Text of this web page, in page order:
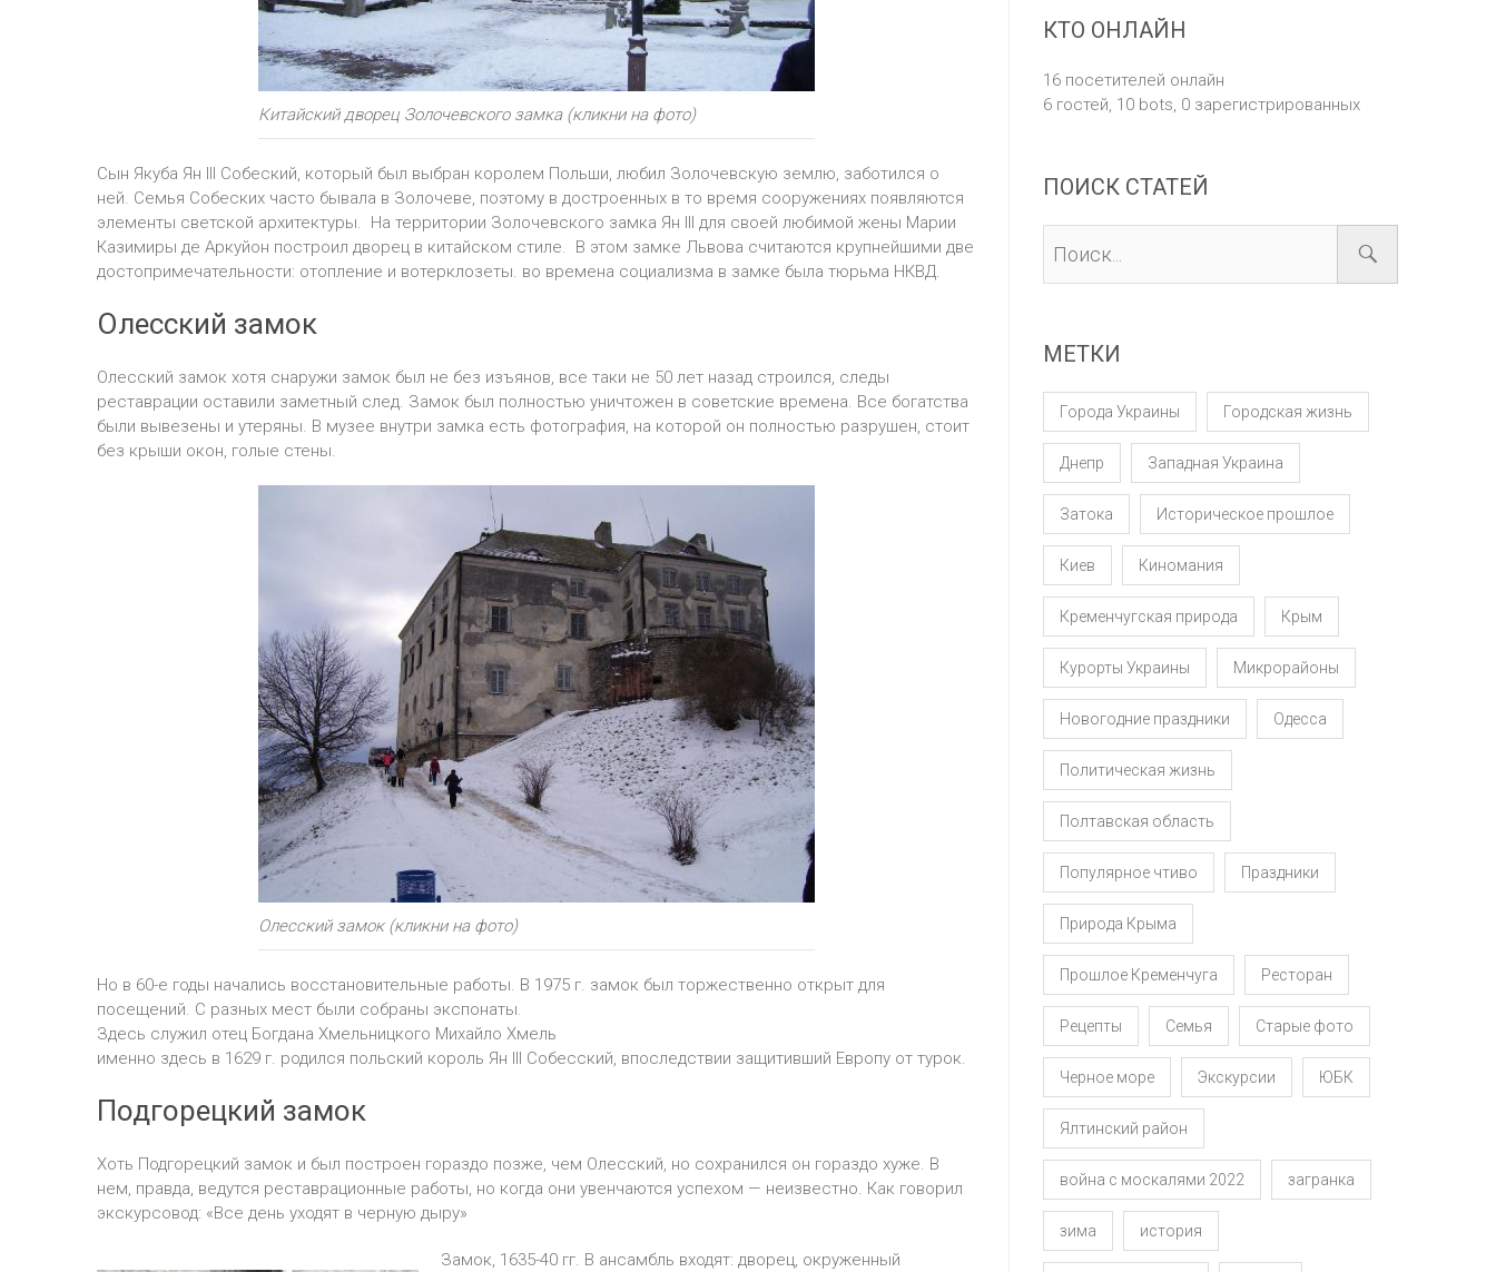
Китайский дворец Золочевского замка (кликни на фото)
Сын Якуба Ян ІІІ Собеский, который был выбран королем Польши, любил Золочевскую землю, заботился о
ней. Семья Собеских часто бывала в Золочеве, поэтому в достроенных в то время сооружениях появляются
элементы светской архитектуры. На территории Золочевского замка Ян ІІІ для своей любимой жены Марии
Казимиры де Аркуйон построил дворец в китайском стиле. В этом замке Львова считаются крупнейшими две
достопримечательности: отопление и вотерклозеты. во времена социализма в замке была тюрьма НКВД.
Олесский замок
Олесский замок хотя снаружи замок был не без изъянов, все таки не 50 лет назад строился, следы
реставрации оставили заметный след. Замок был полностью уничтожен в советские времена. Все богатства
были вывезены и утеряны. В музее внутри замка есть фотография, на которой он полностью разрушен, стоит
без крыши окон, голые стены.
Олесский замок (кликни на фото)
Но в 60-е годы начались восстановительные работы. В 1975 г. замок был торжественно открыт для
посещений. С разных мест были собраны экспонаты.
Здесь служил отец Богдана Хмельницкого Михайло Хмель
именно здесь в 1629 г. родился польский король Ян III Собесский, впоследствии защитивший Европу от турок.
Подгорецкий замок
Хоть Подгорецкий замок и был построен гораздо позже, чем Олесский, но сохранился он гораздо хуже. В
нем, правда, ведутся реставрационные работы, но когда они увенчаются успехом — неизвестно. Как говорил
экскурсовод: «Все день уходят в черную дыру»
Замок, 1635-40 гг. В ансамбль входят: дворец, окруженный
КТО ОНЛАЙН
16 посетителей онлайн
6 гостей, 10 bots, 0 зарегистрированных
ПОИСК СТАТЕЙ
МЕТКИ
Города Украины Городская жизнь
Днепр Западная Украина
Затока Историческое прошлое
Киев Киномания
Кременчугская природа Крым
Курорты Украины Микрорайоны
Новогодние праздники Одесса
Политическая жизнь
Полтавская область
Популярное чтиво Праздники
Природа Крыма
Прошлое Кременчуга Ресторан
Рецепты Семья Старые фото
Черное море Экскурсии ЮБК
Ялтинский район
война с москалями 2022 загранка
зима история